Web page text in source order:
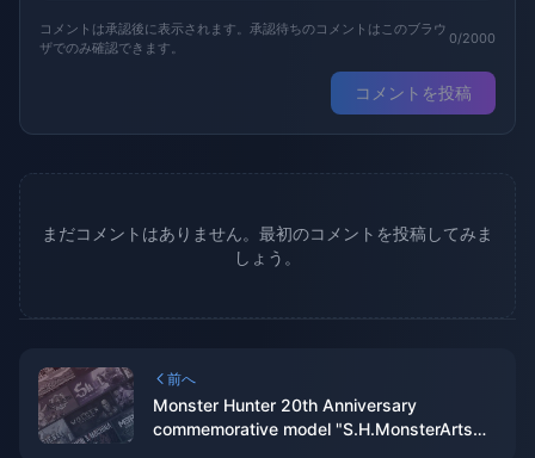
コメントは承認後に表示されます。承認待ちのコメントはこのブラウ
ザでのみ確認できます。
0/2000
コメントを投稿
まだコメントはありません。最初のコメントを投稿してみま
しょう。
前へ
Monster Hunter 20th Anniversary
commemorative model "S.H.MonsterArts